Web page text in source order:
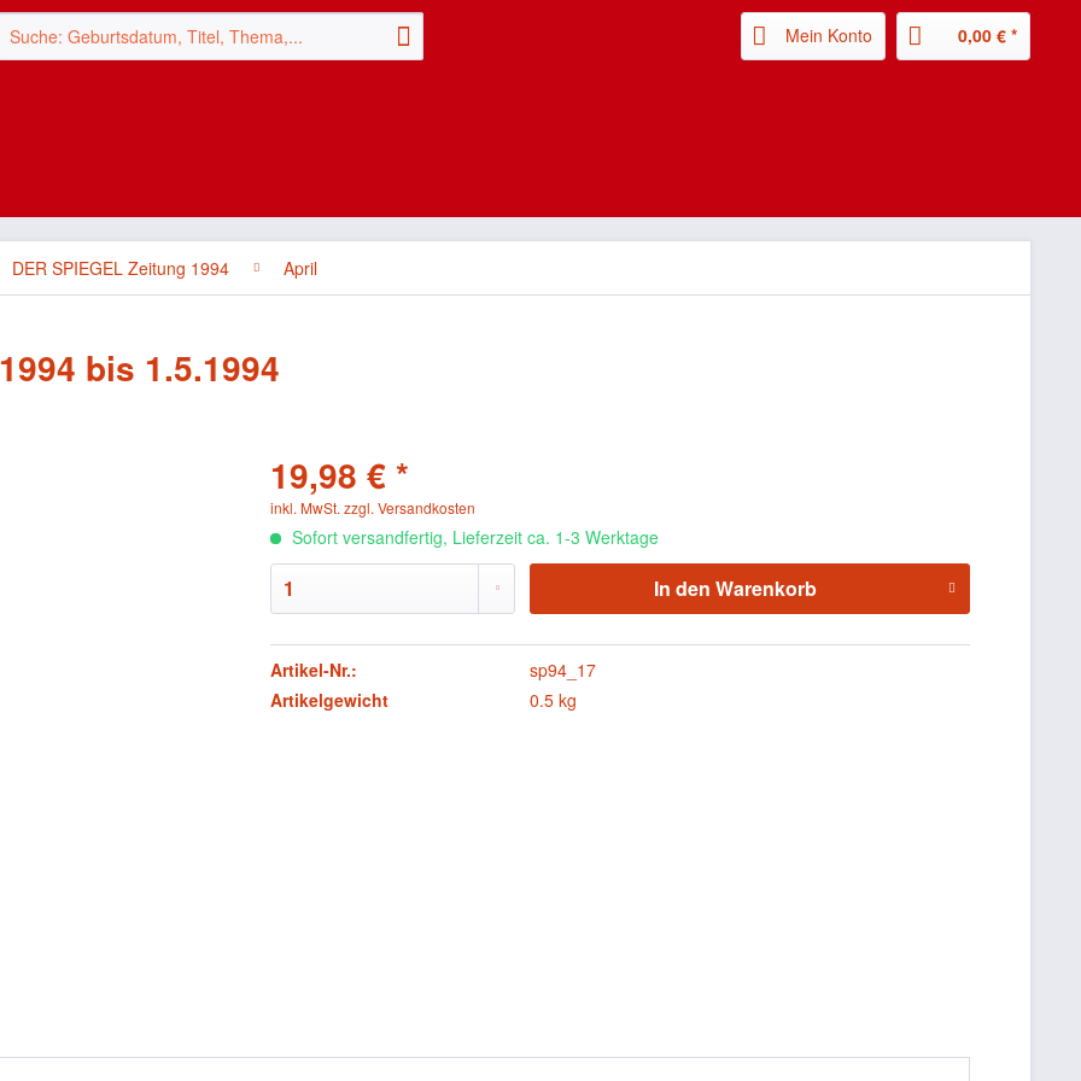
Mein Konto 0,00 € *
DER SPIEGEL Zeitung 1994 April
bis 1.5.1994
19,98 € *
inkl. MwSt. zzgl. Versandkosten
Sofort versandfertig, Lieferzeit ca. 1-3 Werktage
In den Warenkorb
Artikel-Nr.:
sp94_17
Artikelgewicht
0.5 kg